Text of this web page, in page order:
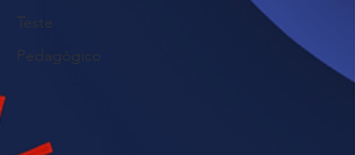
Teste
Pedagógico